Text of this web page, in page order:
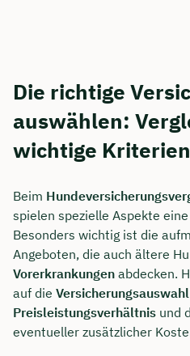
Die richtige
auswählen:
wichtige Kriterien
Beim
spielen spezielle Aspekte
Besonders wichtig ist die
Angeboten, die auch ältere
Vorerkrankungen abdecken.
auf die Versicherungsauswahl
Preisleistungsverhältnis und
eventueller zusätzlicher